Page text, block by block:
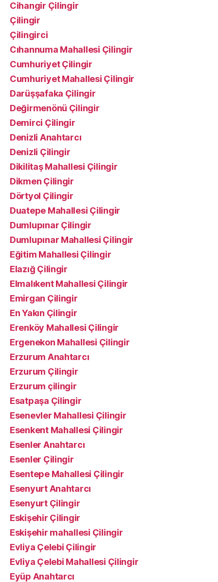
Cihangir Çilingir
Çilingir
Çilingirci
Cıhannuma Mahallesi Çilingir
Cumhuriyet Çilingir
Cumhuriyet Mahallesi Çilingir
Darüşşafaka Çilingir
Değirmenönü Çilingir
Demirci Çilingir
Denizli Anahtarcı
Denizli Çilingir
Dikilitaş Mahallesi Çilingir
Dikmen Çilingir
Dörtyol Çilingir
Duatepe Mahallesi Çilingir
Dumlupınar Çilingir
Dumlupınar Mahallesi Çilingir
Eğitim Mahallesi Çilingir
Elazığ Çilingir
Elmalıkent Mahallesi Çilingir
Emirgan Çilingir
En Yakın Çilingir
Erenköy Mahallesi Çilingir
Ergenekon Mahallesi Çilingir
Erzurum Anahtarcı
Erzurum Çilingir
Erzurum çilingir
Esatpaşa Çilingir
Esenevler Mahallesi Çilingir
Esenkent Mahallesi Çilingir
Esenler Anahtarcı
Esenler Çilingir
Esentepe Mahallesi Çilingir
Esenyurt Anahtarcı
Esenyurt Çilingir
Eskişehir Çilingir
Eskişehir mahallesi Çilingir
Evliya Çelebi Çilingir
Evliya Çelebi Mahallesi Çilingir
Eyüp Anahtarcı